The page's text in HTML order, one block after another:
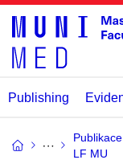
Publishing
Publikace
LF MU